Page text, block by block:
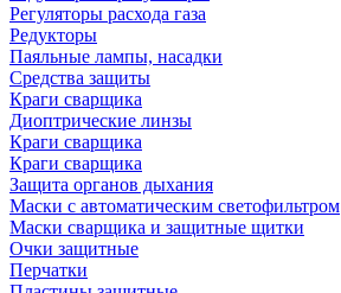
Регуляторы расхода газа
Редукторы
Паяльные лампы, насадки
Средства защиты
Краги сварщика
Диоптрические линзы
Краги сварщика
Краги сварщика
Защита органов дыхания
Маски с автоматическим светофильтром
Маски сварщика и защитные щитки
Очки защитные
Перчатки